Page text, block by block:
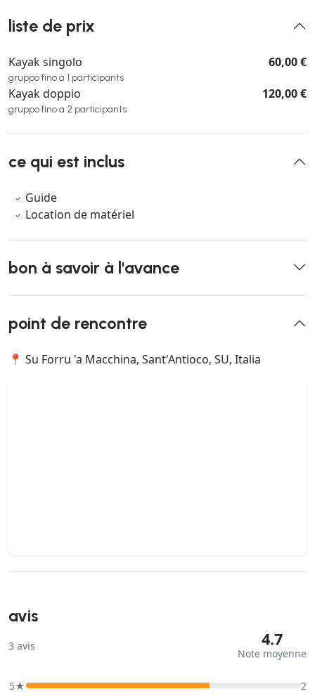
liste de prix
Kayak singolo
gruppo fino a 1 participants
60,00 €
Kayak doppio
gruppo fino a 2 participants
120,00 €
ce qui est inclus
Guide
Location de matériel
bon à savoir à l'avance
point de rencontre
📍 Su Forru 'a Macchina, Sant'Antioco, SU, Italia
avis
3 avis 4.7
Note moyenne
5★
2